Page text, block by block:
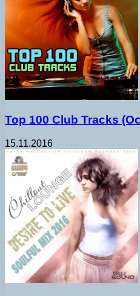
Top 100 Club Tracks
15.11.2016